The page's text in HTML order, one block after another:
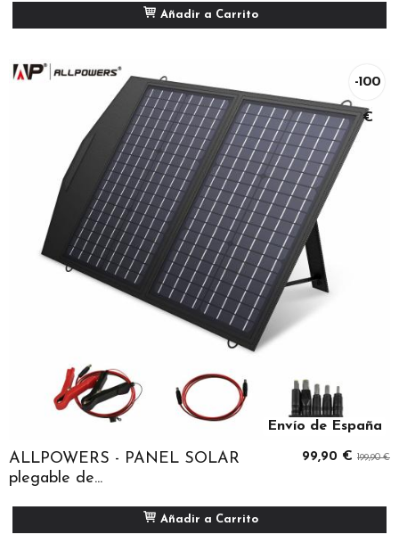
Añadir a Carrito
Envío de España
-100
€
ALLPOWERS - PANEL SOLAR
plegable de...
99,90 € 199,90 €
Añadir a Carrito